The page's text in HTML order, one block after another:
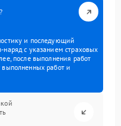
и последующий
наряд с указанием страховых
после выполнения работ
работ и